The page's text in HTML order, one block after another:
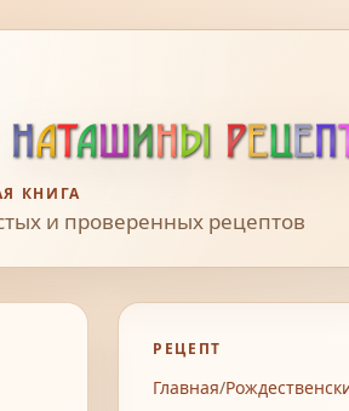
КНИГА
и проверенных рецептов
РЕЦЕПТ
Главная/